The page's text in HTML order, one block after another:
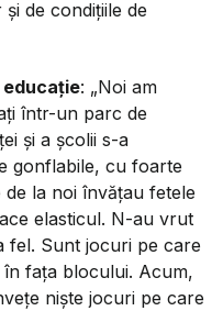
de condițiile de
educație: „Noi am
într-un parc de
și a școlii s-a
gonflabile, cu foarte
la noi învățau fetele
elasticul. N-au vrut
fel. Sunt jocuri pe care
fața blocului. Acum,
niște jocuri pe care